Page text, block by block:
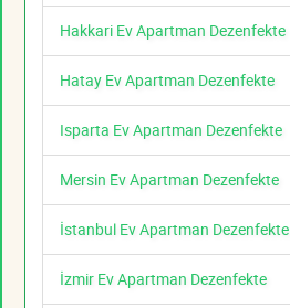
Hakkari Ev Apartman Dezenfekte
Hatay Ev Apartman Dezenfekte
Isparta Ev Apartman Dezenfekte
Mersin Ev Apartman Dezenfekte
İstanbul Ev Apartman Dezenfekte
İzmir Ev Apartman Dezenfekte